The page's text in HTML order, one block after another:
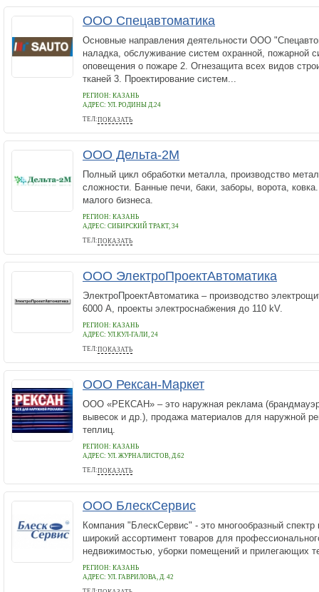
ООО Спецавтоматика
Основные направления деятельности ООО
наладка, обслуживание систем охранной, пожарной
оповещения о пожаре 2. Огнезащита всех видов
тканей 3. Проектирование систем...
РЕГИОН: КАЗАНЬ
АДРЕС: УЛ. РОДИНЫ Д.24
ТЕЛ:ПОКАЗАТЬ
(843) 260-15-66, 229-95-21
ООО Дельта-2М
Полный цикл обработки металла, производство
сложности. Банные печи, баки, заборы, ворота,
малого бизнеса.
РЕГИОН: КАЗАНЬ
АДРЕС: СИБИРСКИЙ ТРАКТ, 34
ТЕЛ:ПОКАЗАТЬ
(843) 267-14-74
ООО ЭлектроПроектАвтоматика
ЭлектроПроектАвтоматика – производство
6000 А, проекты электроснабжения до 110 kV.
РЕГИОН: КАЗАНЬ
АДРЕС: УЛ.КУЛ-ГАЛИ, 24
ТЕЛ:ПОКАЗАТЬ
(843) 297-75-07
ООО Рексан-Маркет
ООО «РЕКСАН» – это наружная реклама
вывесок и др.), продажа материалов для наружной
теплиц.
РЕГИОН: КАЗАНЬ
АДРЕС: УЛ. ЖУРНАЛИСТОВ, Д.62
ТЕЛ:ПОКАЗАТЬ
(843) 273-49-72
ООО БлескСервис
Компания "БлескСервис" - это многообразный спектр
широкий ассортимент товаров для
недвижимостью, уборки помещений и прилегающих
РЕГИОН: КАЗАНЬ
АДРЕС: УЛ. ГАВРИЛОВА, Д. 42